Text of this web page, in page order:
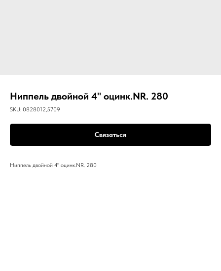
Ниппель двойной 4" оцинк.NR. 280
SKU: 0828012,5709
Связаться
Ниппель двойной 4" оцинк.NR. 280